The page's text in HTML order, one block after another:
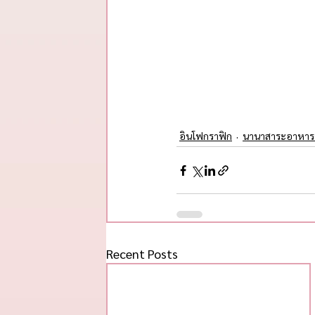
อินโฟกราฟิก นานาสาระอาหา
Recent Posts